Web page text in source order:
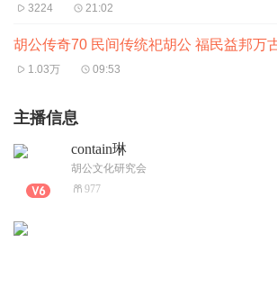
3224 21:02
胡公传奇70 民间传统祀胡公 福民益邦万
1.03万 09:53
主播信息
contain琳
胡公文化研究会
977